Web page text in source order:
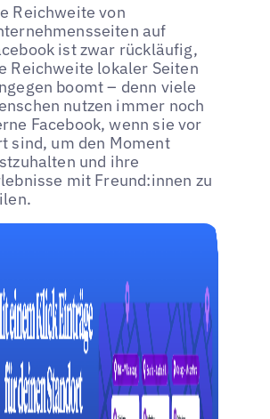
Reichweite von
auf
ist zwar rückläufig,
Reichweite lokaler Seiten
boomt – denn viele
nutzen immer noch
Facebook, wenn sie vor
sind, um den Moment
und ihre
mit Freund:innen zu